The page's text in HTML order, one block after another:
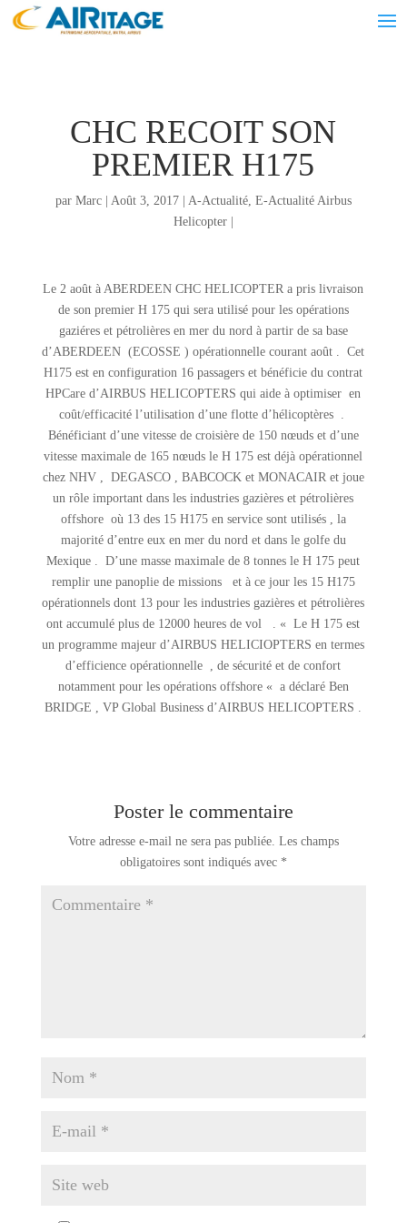
CHC RECOIT SON
PREMIER H175
par Marc| Août 3, 2017| A-Actualité, E-Actualité Airbus
Helicopter|
Le 2 août à ABERDEEN CHC HELICOPTER a pris livraison
de son premier H 175 qui sera utilisé pour les opérations
gaziéres et pétrolières en mer du nord à partir de sa base
d’ABERDEEN (ECOSSE ) opérationnelle courant août . Cet
H175 est en configuration 16 passagers et bénéficie du contrat
HPCare d’AIRBUS HELICOPTERS qui aide à optimiser en
coût/efficacité l’utilisation d’une flotte d’hélicoptères .
Bénéficiant d’une vitesse de croisière de 150 nœuds et d’une
vitesse maximale de 165 nœuds le H 175 est déjà opérationnel
chez NHV , DEGASCO , BABCOCK et MONACAIR et joue
un rôle important dans les industries gazières et pétrolières
offshore où 13 des 15 H175 en service sont utilisés , la
majorité d’entre eux en mer du nord et dans le golfe du
Mexique . D’une masse maximale de 8 tonnes le H 175 peut
remplir une panoplie de missions et à ce jour les 15 H175
opérationnels dont 13 pour les industries gazières et pétrolières
ont accumulé plus de 12000 heures de vol . « Le H 175 est
un programme majeur d’AIRBUS HELICIOPTERS en termes
d’efficience opérationnelle , de sécurité et de confort
notamment pour les opérations offshore « a déclaré Ben
BRIDGE , VP Global Business d’AIRBUS HELICOPTERS .
Poster le commentaire
Votre adresse e-mail ne sera pas publiée. Les champs
obligatoires sont indiqués avec *